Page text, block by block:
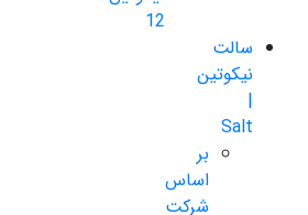
12
سالت
نیکوتین
|
Salt
بر
اساس
شرکت